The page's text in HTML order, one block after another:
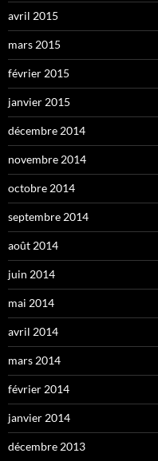
avril 2015
mars 2015
février 2015
janvier 2015
décembre 2014
novembre 2014
octobre 2014
septembre 2014
août 2014
juin 2014
mai 2014
avril 2014
mars 2014
février 2014
janvier 2014
décembre 2013